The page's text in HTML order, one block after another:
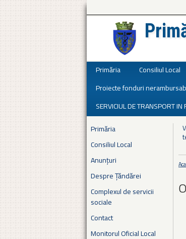
Primăria Consiliul Local
Proiecte fonduri
SERVICIUL DE TRANSPORT IN
Primăria
Consiliul Local
Anunțuri
Despre Țăndărei
Complexul de servicii
sociale
Contact
Monitorul Oficial Local